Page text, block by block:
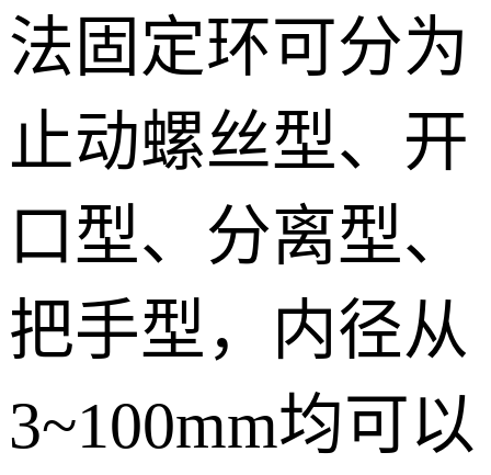
法固定环可分为
止动螺丝型、开
口型、分离型、
把手型，内径从
3~100mm均可以